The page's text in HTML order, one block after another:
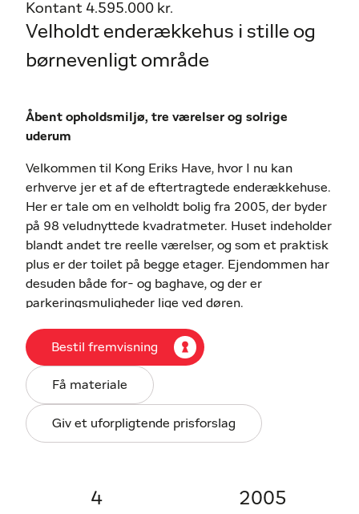
Kontant 4.595.000 kr.
Velholdt enderækkehus i stille og
børnevenligt område
Åbent opholdsmiljø, tre værelser og solrige
uderum
Velkommen til Kong Eriks Have, hvor I nu kan
erhverve jer et af de eftertragtede enderækkehuse.
Her er tale om en velholdt bolig fra 2005, der byder
på 98 veludnyttede kvadratmeter. Huset indeholder
blandt andet tre reelle værelser, og som et praktisk
plus er der toilet på begge etager. Ejendommen har
desuden både for- og baghave, og der er
parkeringsmuligheder lige ved døren.
henholdsvis fliser og stavparket, og hele hjemmet
har gulvvarme. Stueplanet er indrettet med fokus
på de sociale stunder – med køkken-alrum og stue
i ét. Det integrerede opholdsmiljø får et behageligt
lysindfald fra flere verdenshjørner, og i stuen leder
to terrassedøre ud til baghaven. Det rummelige,
Etagen afrundes af et gæstetoilet med vaskesøjle,
Bestil fremvisning
Få materiale
Giv et uforpligtende prisforslag
4 2005